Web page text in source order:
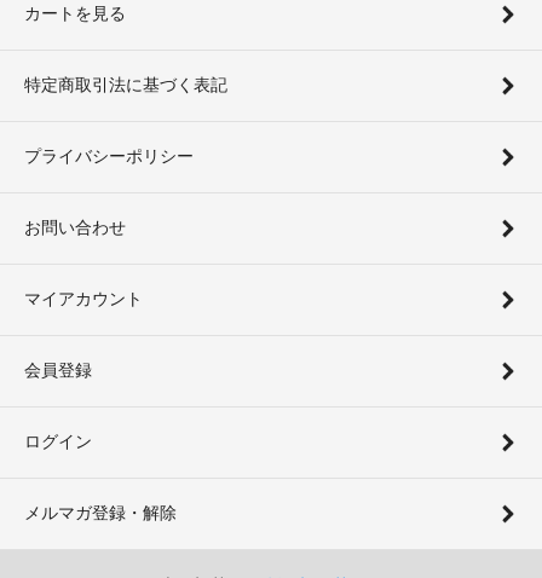
カートを見る
特定商取引法に基づく表記
プライバシーポリシー
お問い合わせ
マイアカウント
会員登録
ログイン
メルマガ登録・解除